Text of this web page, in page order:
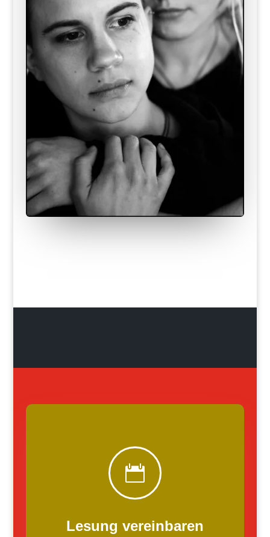

Lesung vereinbaren